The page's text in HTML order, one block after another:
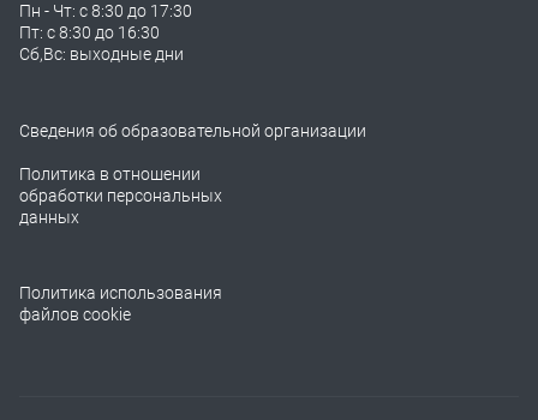
Пн - Чт: с 8:30 до 17:30
Пт: с 8:30 до 16:30
Сб,Вс: выходные дни
Сведения об образовательной организации
Политика в отношении
обработки персональных
данных
Политика использования
файлов cookie